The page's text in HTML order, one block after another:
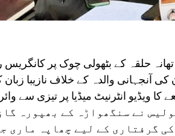
حلقہ کے بٹھولی چوک پر
آنجہانی والدہ کے خلاف نازیبا زبان
ویڈیو انٹرنیٹ میڈیا پر تیزی سے
پولیس نے سنگھواڑہ کے بھپورہ
گرفتاری کے لیے چھاپہ ماری